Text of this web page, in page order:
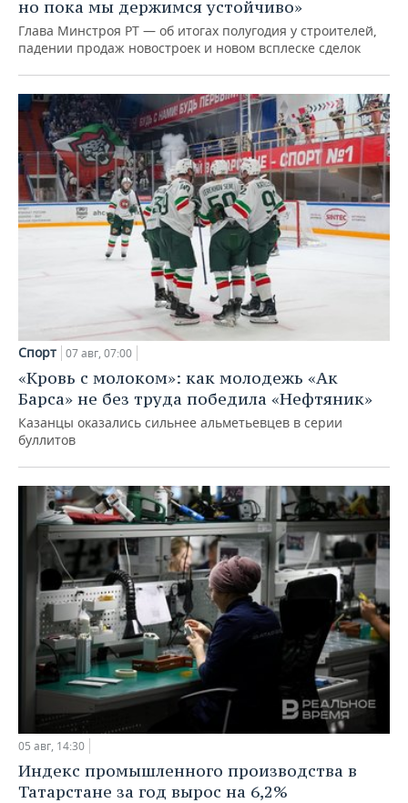
но пока мы держимся устойчиво»
Глава Минстроя РТ — об итогах полугодия у строителей,
падении продаж новостроек и новом всплеске сделок
Спорт 07 авг, 07:00
«Кровь с молоком»: как молодежь «Ак
Барса» не без труда победила «Нефтяник»
Казанцы оказались сильнее альметьевцев в серии
буллитов
05 авг, 14:30
Индекс промышленного производства в
Татарстане за год вырос на 6,2%